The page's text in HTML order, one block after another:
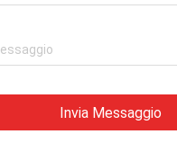
Invia Messaggio